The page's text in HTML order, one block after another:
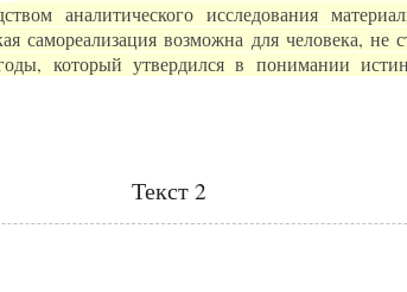
аналитического исследования
самореализация возможна для человека, не
который утвердился в понимании
Текст 2